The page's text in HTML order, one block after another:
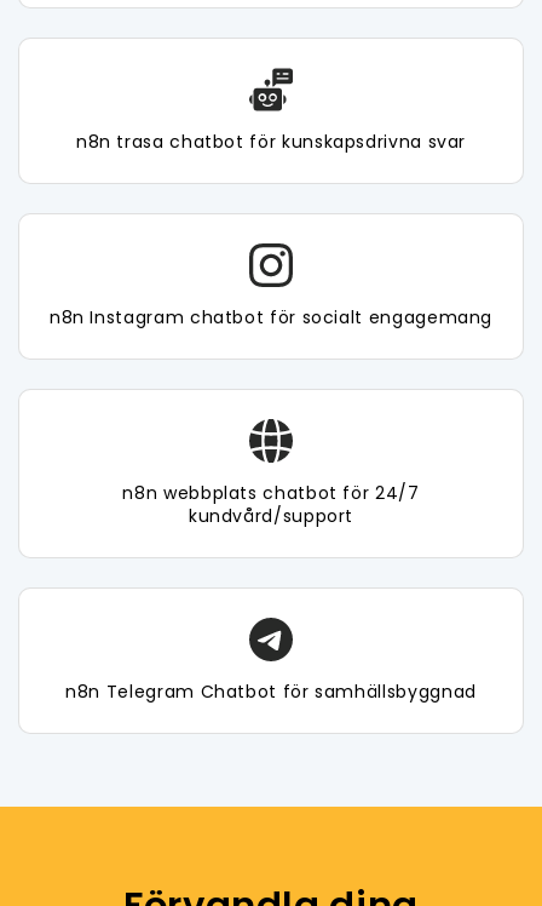
n8n trasa chatbot för kunskapsdrivna svar
n8n Instagram chatbot för socialt engagemang
n8n webbplats chatbot för 24/7
kundvård/support
n8n Telegram Chatbot för samhällsbyggnad